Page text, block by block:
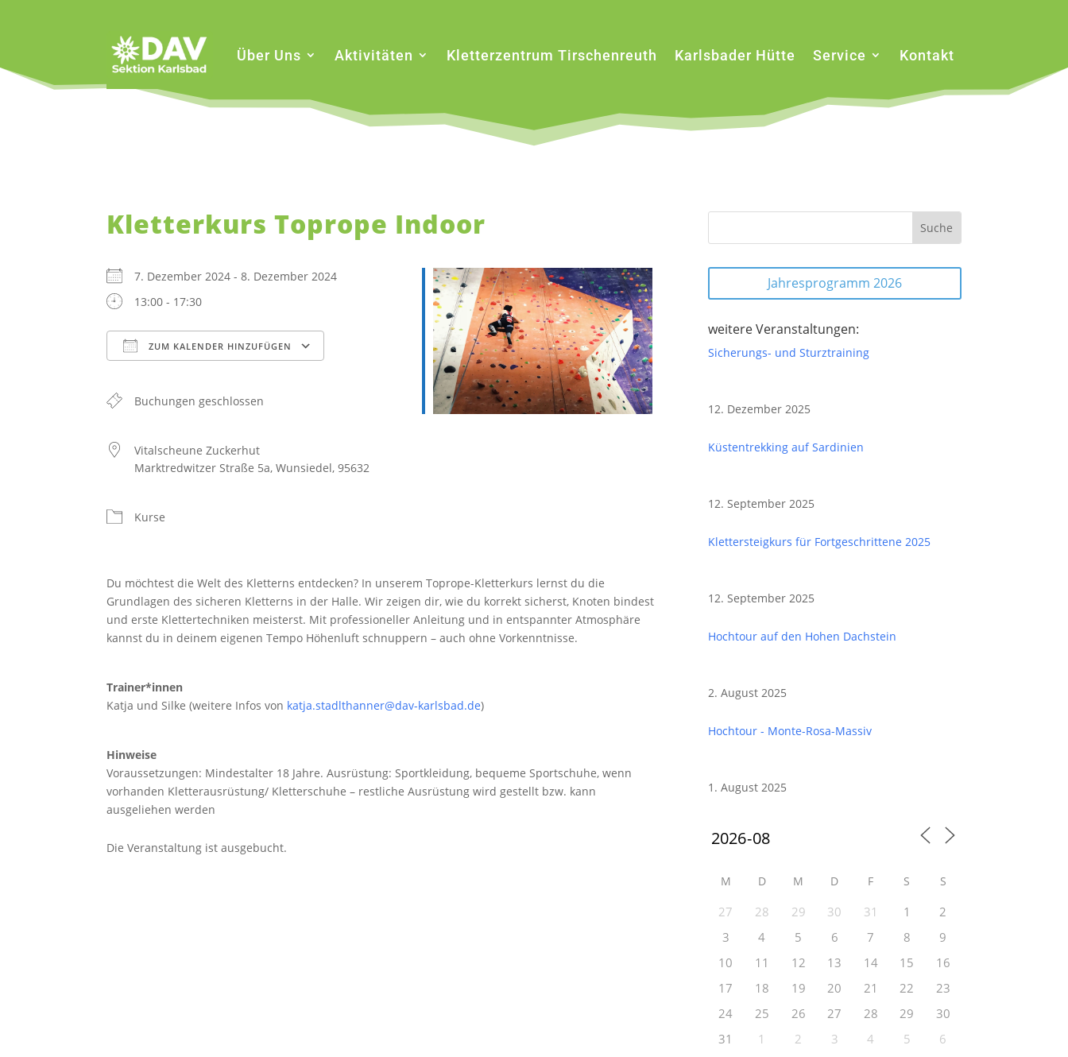
Über Uns Aktivitäten Kletterzentrum Tirschenreuth Karlsbader Hütte Service Kontakt
Kletterkurs Toprope Indoor
7. Dezember 2024 - 8. Dezember 2024
13:00 - 17:30
ZUM KALENDER HINZUFÜGEN
Buchungen geschlossen
Vitalscheune Zuckerhut
Marktredwitzer Straße 5a, Wunsiedel, 95632
Kurse
Du möchtest die Welt des Kletterns entdecken? In unserem Toprope-Kletterkurs lernst du die
Grundlagen des sicheren Kletterns in der Halle. Wir zeigen dir, wie du korrekt sicherst, Knoten bindest
und erste Klettertechniken meisterst. Mit professioneller Anleitung und in entspannter Atmosphäre
kannst du in deinem eigenen Tempo Höhenluft schnuppern – auch ohne Vorkenntnisse.
Trainer*innen
Katja und Silke (weitere Infos von katja.stadlthanner@dav-karlsbad.de)
Hinweise
Voraussetzungen: Mindestalter 18 Jahre. Ausrüstung: Sportkleidung, bequeme Sportschuhe, wenn
vorhanden Kletterausrüstung/ Kletterschuhe – restliche Ausrüstung wird gestellt bzw. kann
ausgeliehen werden
Die Veranstaltung ist ausgebucht.
Jahresprogramm 2026
weitere Veranstaltungen:
Sicherungs- und Sturztraining
12. Dezember 2025
Küstentrekking auf Sardinien
12. September 2025
Klettersteigkurs für Fortgeschrittene 2025
12. September 2025
Hochtour auf den Hohen Dachstein
2. August 2025
Hochtour - Monte-Rosa-Massiv
1. August 2025
M D M D F S S
27 28 29 30 31 1
2
3
4 5 6 7 8
9
10
11 12 13 14 15
16
17
18 19 20 21 22
23
24
25 26 27 28 29
30
31
1 2 3 4 5 6